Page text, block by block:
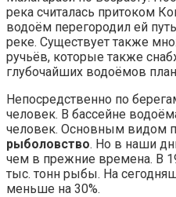
река считалась притоком
водоём перегородил ей
реке. Существует также
ручьёв, которые также
глубочайших водоёмов
Непосредственно по
человек. В бассейне
человек. Основным видом
рыболовство. Но в наши
чем в прежние времена. В
тыс. тонн рыбы. На
меньше на 30%.